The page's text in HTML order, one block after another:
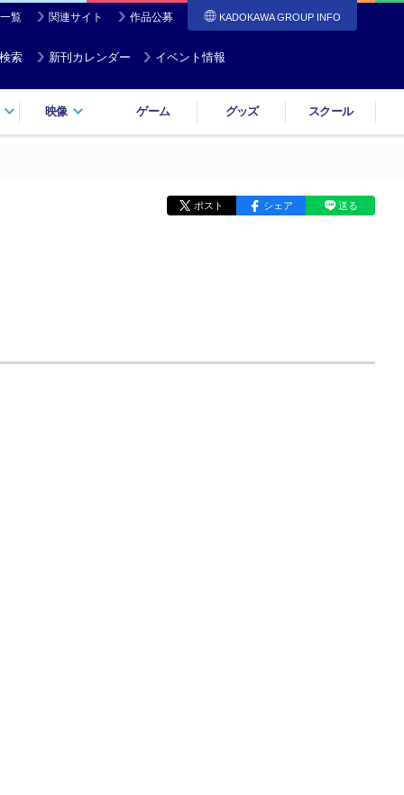
覧 関連サイト 作品公募 KADOKAWA GROUP INFO
索 新刊カレンダー イベント情報
映像 ゲーム グッズ スクール
ポスト シェア 送る